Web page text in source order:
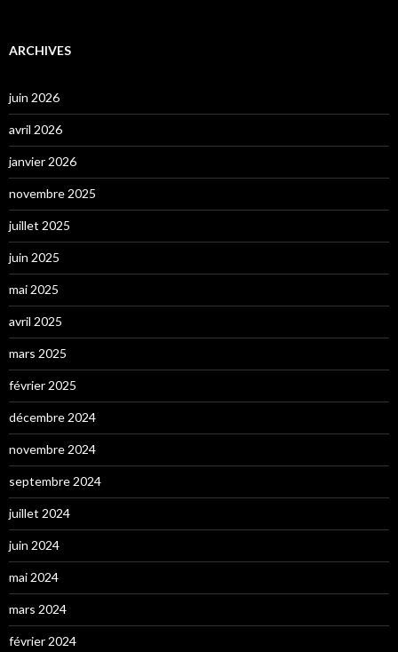
ARCHIVES
juin 2026
avril 2026
janvier 2026
novembre 2025
juillet 2025
juin 2025
mai 2025
avril 2025
mars 2025
février 2025
décembre 2024
novembre 2024
septembre 2024
juillet 2024
juin 2024
mai 2024
mars 2024
février 2024